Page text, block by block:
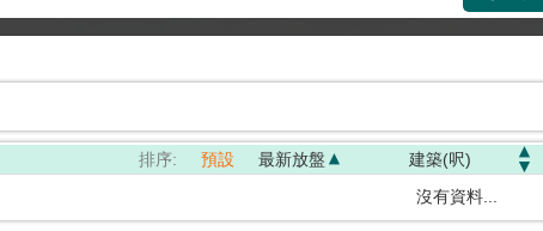
排序: 預設 最新放盤 建築(呎)
沒有資料...